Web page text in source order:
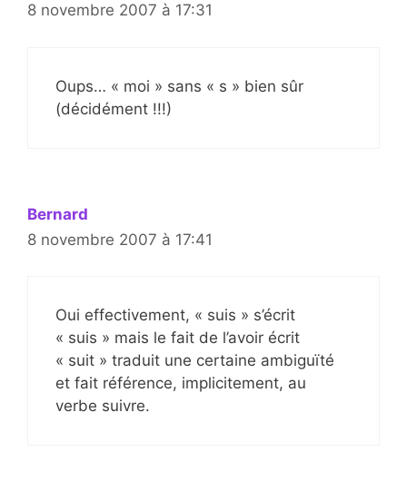
8 novembre 2007 à 17:31
Oups… « moi » sans « s » bien sûr
(décidément !!!)
Bernard
8 novembre 2007 à 17:41
Oui effectivement, « suis » s’écrit
« suis » mais le fait de l’avoir écrit
« suit » traduit une certaine ambiguïté
et fait référence, implicitement, au
verbe suivre.